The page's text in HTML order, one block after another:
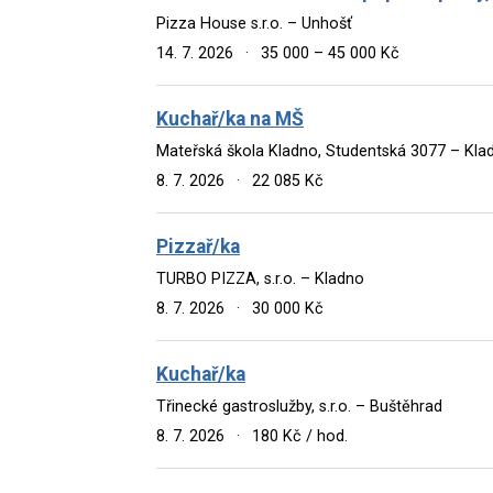
Pizza House s.r.o. – Unhošť
14. 7. 2026
· 35 000 – 45 000 Kč
Kuchař/ka na MŠ
Mateřská škola Kladno, Studentská 3077 –
8. 7. 2026
· 22 085 Kč
Pizzař/ka
TURBO PIZZA, s.r.o. – Kladno
8. 7. 2026
· 30 000 Kč
Kuchař/ka
Třinecké gastroslužby, s.r.o. – Buštěhrad
8. 7. 2026
· 180 Kč / hod.